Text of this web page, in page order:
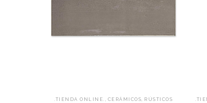
.TIENDA ONLINE. , CERÁMICOS, RÚSTICOS